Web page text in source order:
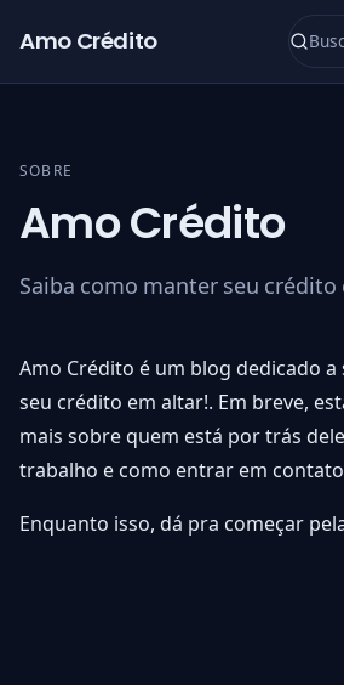
Amo Crédito
SOBRE
Amo Crédito
Saiba como manter seu crédito
Amo Crédito é um blog dedicado
seu crédito em altar!. Em breve,
mais sobre quem está por trás
trabalho e como entrar em
Enquanto isso, dá pra começar